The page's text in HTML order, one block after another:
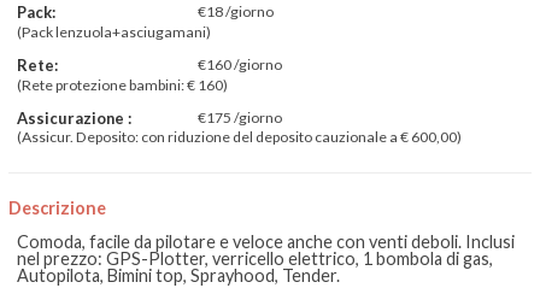
Pack:
€18 /giorno
(Pack lenzuola+asciugamani)
Rete:
€160 /giorno
(Rete protezione bambini: € 160)
Assicurazione :
€175 /giorno
(Assicur. Deposito: con riduzione del deposito cauzionale a € 600,00)
Descrizione
Comoda, facile da pilotare e veloce anche con venti deboli. Inclusi
nel prezzo: GPS-Plotter, verricello elettrico, 1 bombola di gas,
Autopilota, Bimini top, Sprayhood, Tender.